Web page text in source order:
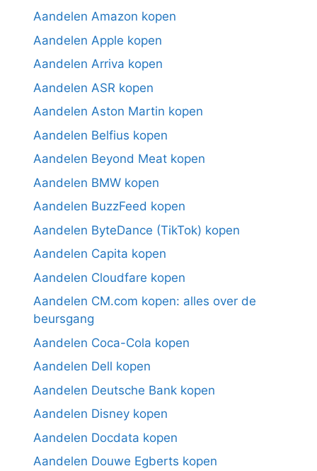
Aandelen Amazon kopen
Aandelen Apple kopen
Aandelen Arriva kopen
Aandelen ASR kopen
Aandelen Aston Martin kopen
Aandelen Belfius kopen
Aandelen Beyond Meat kopen
Aandelen BMW kopen
Aandelen BuzzFeed kopen
Aandelen ByteDance (TikTok) kopen
Aandelen Capita kopen
Aandelen Cloudfare kopen
Aandelen CM.com kopen: alles over de
beursgang
Aandelen Coca-Cola kopen
Aandelen Dell kopen
Aandelen Deutsche Bank kopen
Aandelen Disney kopen
Aandelen Docdata kopen
Aandelen Douwe Egberts kopen